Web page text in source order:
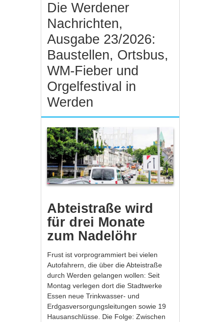
Die Werdener
Nachrichten,
Ausgabe 23/2026:
Baustellen, Ortsbus,
WM-Fieber und
Orgelfestival in
Werden
Abteistraße wird
für drei Monate
zum Nadelöhr
Frust ist vorprogrammiert bei vielen
Autofahrern, die über die Abteistraße
durch Werden gelangen wollen: Seit
Montag verlegen dort die Stadtwerke
Essen neue Trinkwasser- und
Erdgasversorgungsleitungen sowie 19
Hausanschlüsse. Die Folge: Zwischen